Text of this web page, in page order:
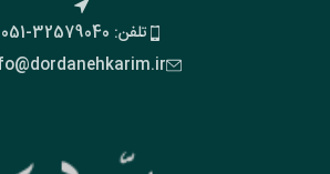
تلفن: 32579040-051